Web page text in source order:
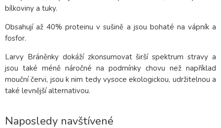
bílkoviny a tuky.
Obsahují až 40% proteinu v sušině a jsou bohaté na vápník a
fosfor.
Larvy Bráněnky dokáží zkonsumovat širší spektrum stravy a
jsou také méně náročné na podmínky chovu než například
mouční červi, jsou k nim tedy vysoce ekologickou, udržitelnou a
také levnější alternativou.
Naposledy navštívené